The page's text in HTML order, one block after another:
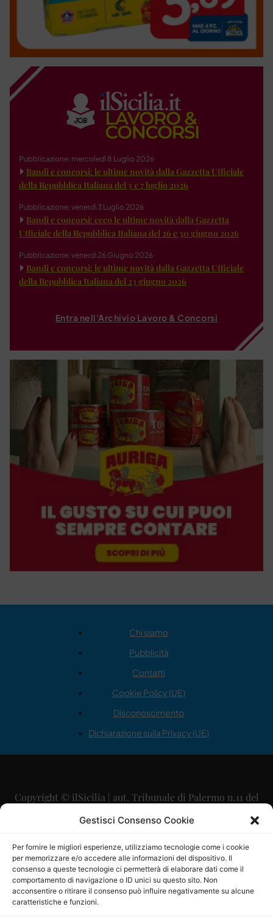
Gestisci Consenso Cookie
Per fornire le migliori esperienze, utilizziamo tecnologie come i cookie
per memorizzare e/o accedere alle informazioni del dispositivo. Il
consenso a queste tecnologie ci permetterà di elaborare dati come il
comportamento di navigazione o ID unici su questo sito. Non
acconsentire o ritirare il consenso può influire negativamente su alcune
caratteristiche e funzioni.
Pubblicazione: mercoledì 8 Luglio 2026
Bandi e concorsi: le ultime novità dalla Gazzetta Ufficiale
della Repubblica Italiana del 3 e 7 luglio 2026
Pubblicazione: venerdì 3 Luglio 2026
Bandi e concorsi: ecco le ultime novità dalla Gazzetta
Ufficiale della Repubblica Italiana del 26 e 30 giugno 2026
Pubblicazione: venerdì 26 Giugno 2026
Bandi e concorsi: le ultime novità dalla Gazzetta Ufficiale
della Repubblica Italiana del 23 giugno 2026
Entra nell'Archivio Lavoro & Concorsi
Chi siamo
Pubblicità
Contatti
Cookie Policy (UE)
Disconoscimento
Dichiarazione sulla Privacy (UE)
Copyright © ilSicilia | aut. Tribunale di Palermo n.11 del
29/09/2015
Direttore Editoriale: Maurizio Scaglione
Direttore Responsabile: Maria Calabrese